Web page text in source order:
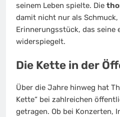
seinem Leben spielte. Die
damit nicht nur als Schmuck,
Erinnerungsstück, das seine
widerspiegelt.
Die Kette in der
Über die Jahre hinweg hat
Kette“ bei zahlreichen
getragen. Ob bei Konzerten,